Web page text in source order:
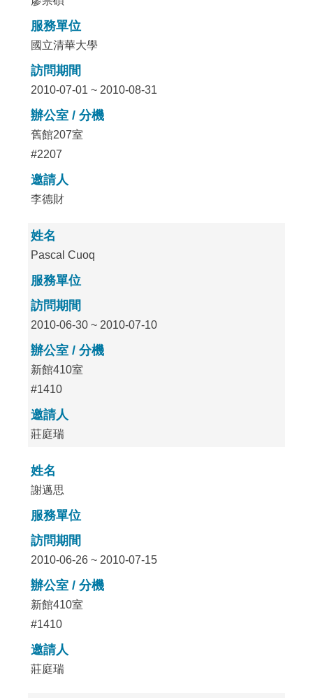
服務單位
國立清華大學
訪問期間
2010-07-01 ~ 2010-08-31
辦公室 / 分機
舊館207室
#2207
邀請人
李德財
姓名
Pascal Cuoq
服務單位
訪問期間
2010-06-30 ~ 2010-07-10
辦公室 / 分機
新館410室
#1410
邀請人
莊庭瑞
姓名
謝邁思
服務單位
訪問期間
2010-06-26 ~ 2010-07-15
辦公室 / 分機
新館410室
#1410
邀請人
莊庭瑞